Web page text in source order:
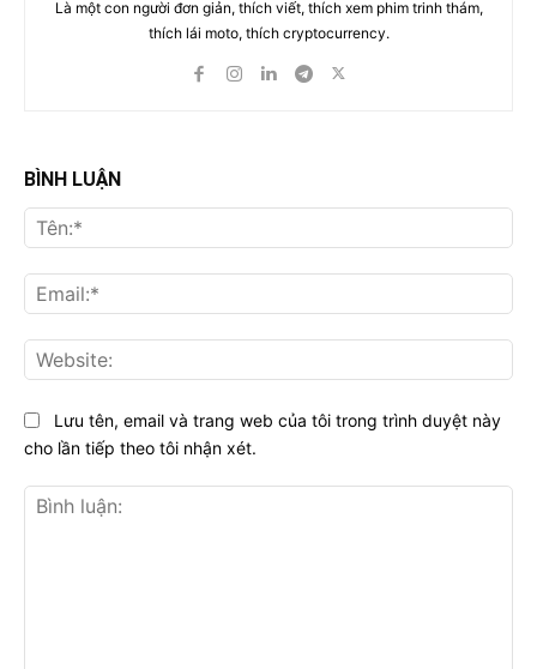
Là một con người đơn giản, thích viết, thích xem phim trinh thám,
thích lái moto, thích cryptocurrency.
BÌNH LUẬN
Lưu tên, email và trang web của tôi trong trình duyệt này
cho lần tiếp theo tôi nhận xét.